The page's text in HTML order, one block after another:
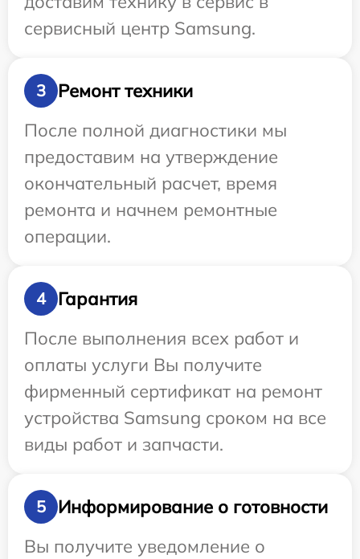
сервисный центр Samsung.
3
Ремонт техники
После полной диагностики мы
предоставим на утверждение
окончательный расчет, время
ремонта и начнем ремонтные
операции.
4
Гарантия
После выполнения всех работ и
оплаты услуги Вы получите
фирменный сертификат на ремонт
устройства Samsung сроком на все
виды работ и запчасти.
5
Информирование о готовности
Вы получите уведомление о